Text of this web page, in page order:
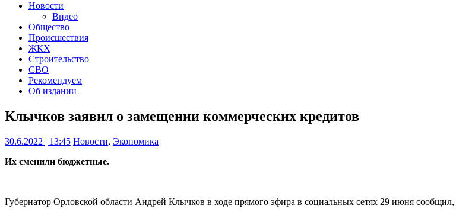
Новости
Видео
Общество
Происшествия
ЖКХ
Строительство
СВО
Рекомендуем
Об издании
Клычков заявил о замещении коммерческих кредитов
30.6.2022 | 13:45 Новости, Экономика
Их сменили бюджетные.
Губернатор Орловской области Андрей Клычков в ходе прямого эфира в социальных сетях 29 июня сообщил,